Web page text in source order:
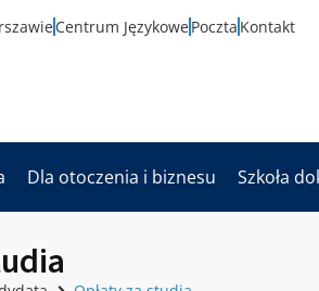
Centrum JęzykowePoczta Kontakt
Dla otoczenia i biznesu Szkoła